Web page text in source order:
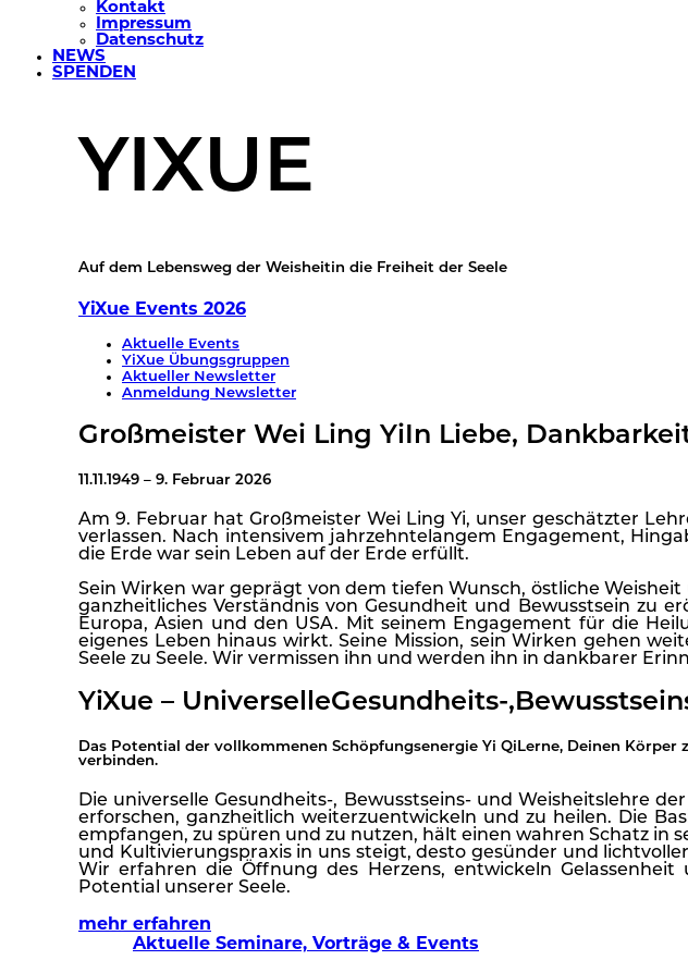
Kontakt
Impressum
Datenschutz
NEWS
SPENDEN
YIXUE
Auf dem Lebensweg der Weisheitin die Freiheit der Seele
YiXue Events 2026
Aktuelle Events
YiXue Übungsgruppen
Aktueller Newsletter
Anmeldung Newsletter
Großmeister Wei Ling YiIn Liebe,
11.11.1949 – 9. Februar 2026
Am 9. Februar hat Großmeister Wei Ling Yi, unser geschätzter
verlassen. Nach intensivem jahrzehntelangem Engagement,
die Erde war sein Leben auf der Erde erfüllt.
Sein Wirken war geprägt von dem tiefen Wunsch, östliche
ganzheitliches Verständnis von Gesundheit und Bewusstsein zu
Europa, Asien und den USA. Mit seinem Engagement für die
eigenes Leben hinaus wirkt. Seine Mission, sein Wirken gehen
Seele zu Seele. Wir vermissen ihn und werden ihn in dankbarer
YiXue – UniverselleGesundheits-
Das Potential der vollkommenen Schöpfungsenergie Yi Qi Lerne, Deinen Körper
verbinden.
Die universelle Gesundheits-, Bewusstseins- und Weisheitslehre
erforschen, ganzheitlich weiterzuentwickeln und zu heilen. Die
empfangen, zu spüren und zu nutzen, hält einen wahren Schatz in
und Kultivierungspraxis in uns steigt, desto gesünder und
Wir erfahren die Öffnung des Herzens, entwickeln
Potential unserer Seele.
mehr erfahren
Aktuelle Seminare, Vorträge & Events